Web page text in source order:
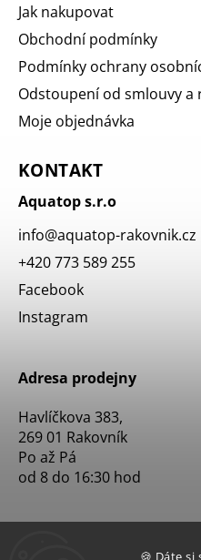
🍪 Dáte si
Jak nakupovat
Obchodní podmínky
Podmínky ochrany
Odstoupení od smlouvy a
Moje objednávka
KONTAKT
Aquatop s.r.o
info@aquatop-rakovnik.cz
+420 773 589 255
Facebook
Instagram
Adresa prodejny
Havlíčkova 383,
269 01 Rakovník
Po až Pá
od 8 do 16:30 hod